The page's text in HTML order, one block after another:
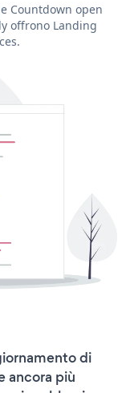
Countdown open
offrono Landing
di
ancora più